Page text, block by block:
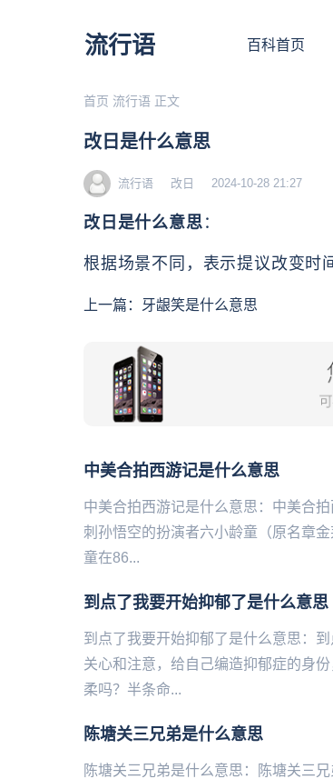
流行语 百科首页
首页 流行语 正文
改日是什么意思
流行语 改日 2024-10-28 21:27
改日是什么意思 ：
根据场景不同，表示提议改变时
上一篇： 牙龈笑是什么意思
中美合拍西游记是什么意思
中美合拍西游记是什么意思：中美合
刺孙悟空的扮演者六小龄童（原名章
童在86...
到点了我要开始抑郁了是什么意思
到点了我要开始抑郁了是什么意思：
关心和注意，给自己编造抑郁症的身
柔吗？半条命...
陈塘关三兄弟是什么意思
陈塘关三兄弟是什么意思：陈塘关三